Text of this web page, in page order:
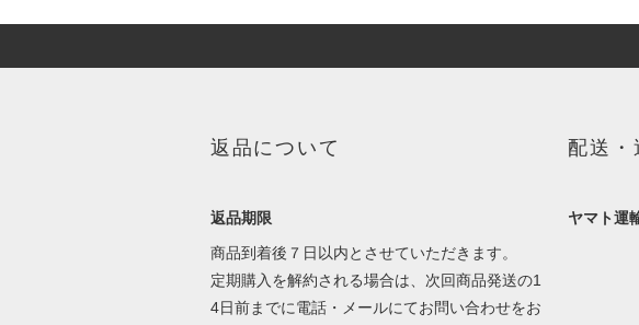
返品について
返品期限
商品到着後７日以内とさせていただきます。
定期購入を解約される場合は、次回商品発送の1
4日前までに電話・メールにてお問い合わせをお
配送・
ヤマト運